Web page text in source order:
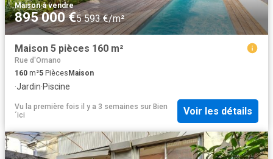
Maison·à vendre
895 000 €5 593 €/m²
Maison 5 pièces 160 m²
Rue d'Ornano
160 m²5 PiècesMaison
·Jardin·Piscine
Vu la première fois il y a 3 semaines sur Bien
´ici
Voir les détails